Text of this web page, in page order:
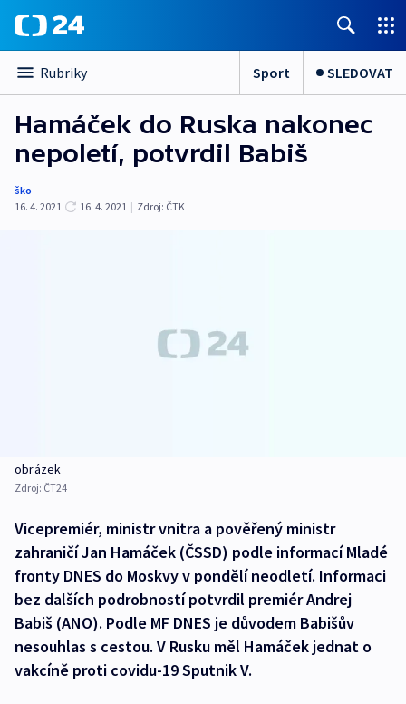
Rubriky Sport SLEDOVAT
Hamáček do Ruska nakonec
nepoletí, potvrdil Babiš
ško
16. 4. 2021
16. 4. 2021 | Zdroj: ČTK
obrázek
Zdroj: ČT24
Vicepremiér, ministr vnitra a pověřený ministr
zahraničí Jan Hamáček (ČSSD) podle informací Mladé
fronty DNES do Moskvy v pondělí neodletí. Informaci
bez dalších podrobností potvrdil premiér Andrej
Babiš (ANO). Podle MF DNES je důvodem Babišův
nesouhlas s cestou. V Rusku měl Hamáček jednat o
vakcíně proti covidu-19 Sputnik V.